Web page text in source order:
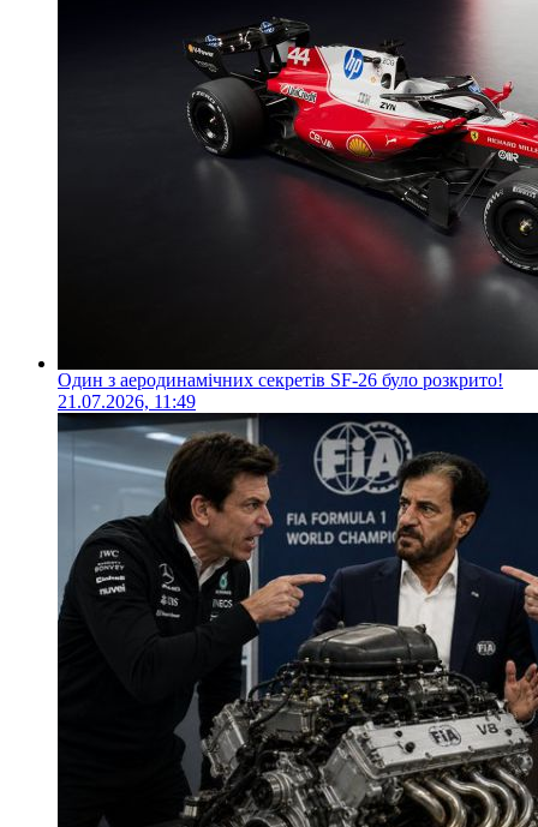
Один з аеродинамічних секретів SF-26 було розкрито!
21.07.2026, 11:49